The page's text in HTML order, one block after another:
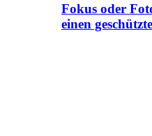
Fokus oder
einen